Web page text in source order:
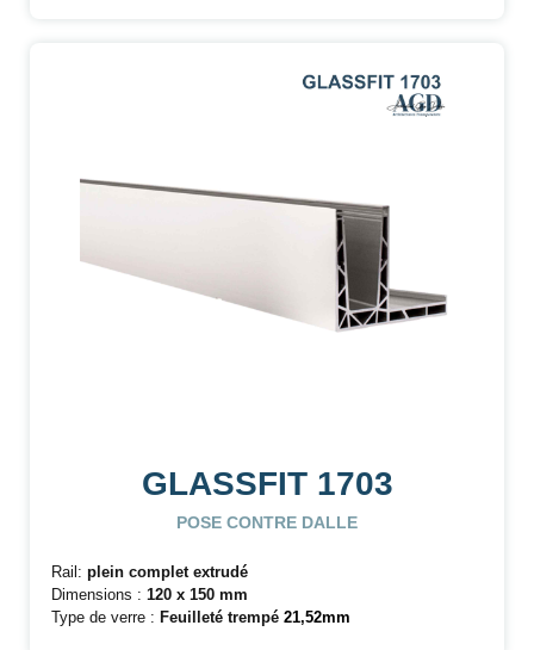
GLASSFIT 1703
POSE CONTRE DALLE
Rail: plein complet extrudé
Dimensions : 120 x 150 mm
Type de verre : Feuilleté trempé 21,52mm